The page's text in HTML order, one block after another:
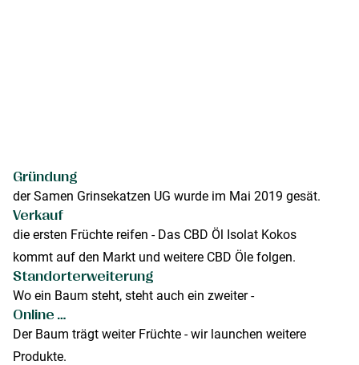
Gründung
der Samen Grinsekatzen UG wurde im Mai 2019 gesät.
Verkauf
die ersten Früchte reifen - Das CBD Öl Isolat Kokos
kommt auf den Markt und weitere CBD Öle folgen.
Standorterweiterung
Wo ein Baum steht, steht auch ein zweiter -
Online …
Der Baum trägt weiter Früchte - wir launchen weitere
Produkte.